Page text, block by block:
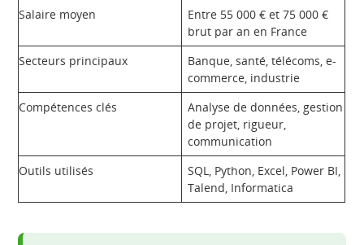
Salaire moyen
Entre 55 000 € et 75 000 €
brut par an en France
Secteurs principaux
Banque, santé, télécoms, e-
commerce, industrie
Compétences clés
Analyse de données, gestion
de projet, rigueur,
communication
Outils utilisés
SQL, Python, Excel, Power BI,
Talend, Informatica